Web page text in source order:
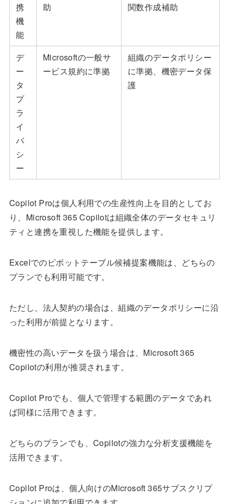
携
機
能
助
関数作成補助
デ
ー
タ
プ
ラ
イ
バ
シ
ー
Microsoftの一般サ
ービス規約に準拠
組織のデータポリシー
に準拠、機密データ保
護
Copilot Proは個人利用での生産性向上を目的としてお
り、Microsoft 365 Copilotは組織全体のデータセキュリ
ティと連携を重視した機能を提供します。
Excelでのピボットテーブル候補提案機能は、どちらの
プランでも利用可能です。
ただし、法人契約の場合は、組織のデータポリシーに沿
った利用が前提となります。
機密性の高いデータを扱う場合は、Microsoft 365
Copilotの利用が推奨されます。
Copilot Proでも、個人で管理する範囲のデータであれ
ば同様に活用できます。
どちらのプランでも、Copilotの強力な分析支援機能を
活用できます。
Copilot Proは、個人向けのMicrosoft 365サブスクリプ